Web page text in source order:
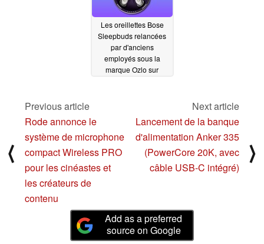
Les oreillettes Bose
Sleepbuds relancées
par d'anciens
employés sous la
marque Ozlo sur
⟨
Previous article
Rode annonce le
système de microphone
compact Wireless PRO
pour les cinéastes et
les créateurs de
contenu
Next article
Lancement de la banque
d'alimentation Anker 335
(PowerCore 20K, avec
câble USB-C intégré)
⟩
Add as a preferred
source on Google